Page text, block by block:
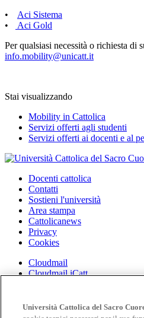
• Aci Sistema
•
Aci Gold
Per qualsiasi necessità o richiesta di
info.mobility@unicatt.it
Stai visualizzando
Mobility in Cattolica
Servizi offerti agli studenti
Servizi offerti ai docenti e al
Docenti cattolica
Contatti
Sostieni l'università
Area stampa
Cattolicanews
Privacy
Cookies
Cloudmail
Cloudmail iCatt
Intranet
Università Cattolica del Sacro